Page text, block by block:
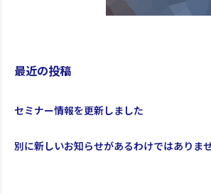
最近の投稿
セミナー情報を更新しました
別に新しいお知らせがあるわけではありませ